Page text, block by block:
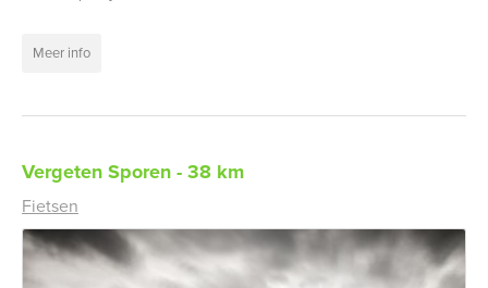
Meer info
Vergeten Sporen - 38 km
Fietsen